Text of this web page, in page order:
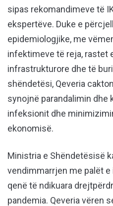
sipas rekomandimeve të
ekspertëve. Duke e
epidemiologjike, me
infektimeve të reja, rastet
infra­struk­tu­rore dhe të
shëndetësi, Qeveria
synojnë para­ndalimin dhe
infeksionit dhe
ekonomisë.
Ministria e Shëndetësisë
vendimmarrjen me palët
qenë të ndikuara
pandemia. Qeveria vëren